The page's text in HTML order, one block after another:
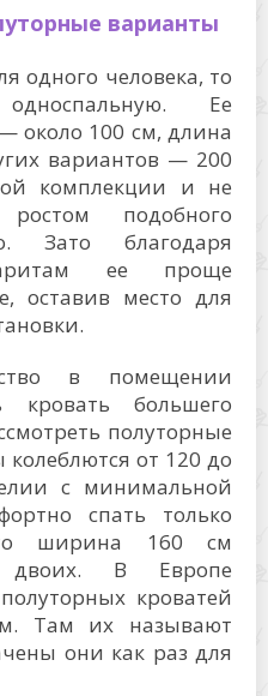
варианты
одного человека, то
Ее
около 100 см, длина
вариантов — 200
комплекции и не
подобного
Зато благодаря
ее проще
оставив место для
в помещении
кровать большего
полуторные
от 120 до
с минимальной
спать только
ширина 160 см
В Европе
кроватей
Там их называют
они как раз для